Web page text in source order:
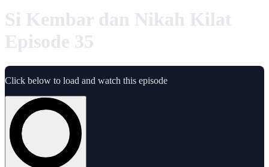
Si Kembar dan Nikah Kilat
Episode 35
Click below to load and watch this episode